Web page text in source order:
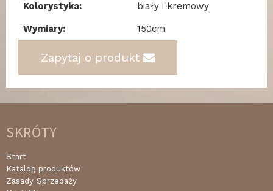
Kolorystyka: biały i kremowy
Wymiary: 150cm
Zapytaj o produkt
SKRÓTY
Start
Katalog produktów
Zasady Sprzedaży